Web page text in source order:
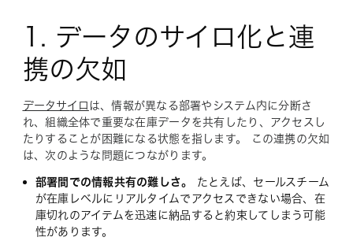
1. データのサイロ化と連
携の欠如
データサイロ は、情報が異なる部署やシステム内に分断さ
れ、組織全体で重要な在庫データを共有したり、アクセスし
たりすることが困難になる状態を指します。 この連携の欠如
は、次のような問題につながります。
部署間での情報共有の難しさ。
たとえば、セールスチーム
が在庫レベルにリアルタイムでアクセスできない場合、在
庫切れのアイテムを迅速に納品すると約束してしまう可能
性があります。